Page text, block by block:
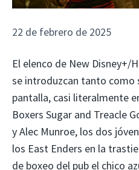
22 de febrero de 2025
El elenco de New Disney+/
se introduzcan tanto como
pantalla, casi literalmente
Boxers Sugar and Treacle
y Alec Munroe, los dos
los East Enders en la
de boxeo del pub el chico